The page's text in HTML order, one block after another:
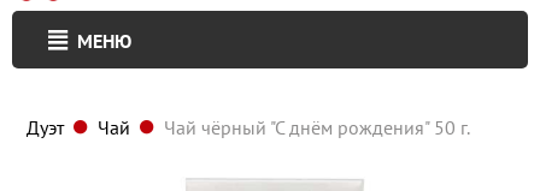
МЕНЮ
Дуэт Чай Чай чёрный "С днём рождения" 50 г.